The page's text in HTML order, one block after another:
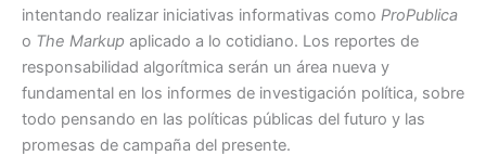
intentando realizar iniciativas informativas como ProPublica
o The Markup aplicado a lo cotidiano. Los reportes de
responsabilidad algorítmica serán un área nueva y
fundamental en los informes de investigación política, sobre
todo pensando en las políticas públicas del futuro y las
promesas de campaña del presente.